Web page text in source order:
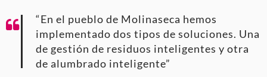
“En el pueblo de Molinaseca hemos
implementado dos tipos de soluciones. Una
de gestión de residuos inteligentes y otra
de alumbrado inteligente”